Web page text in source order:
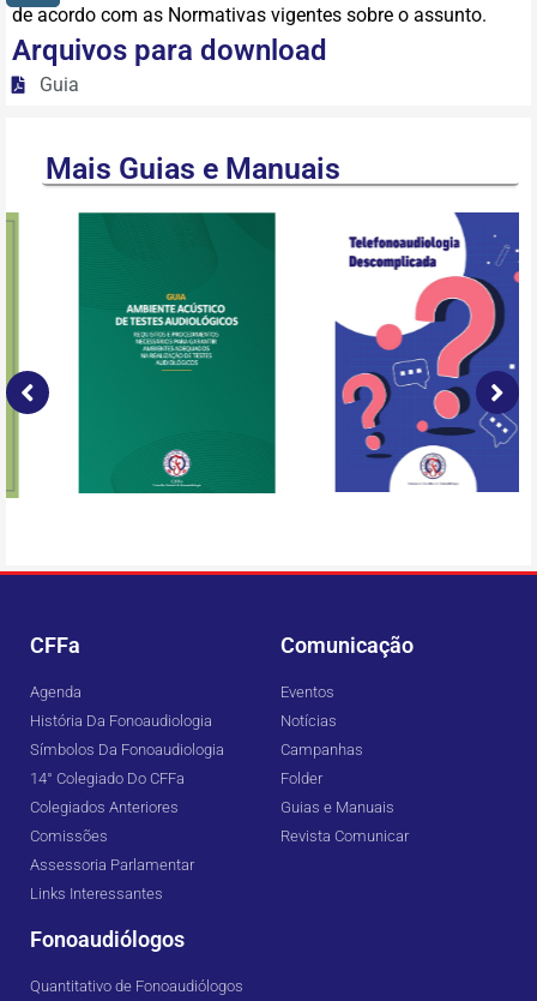
de acordo com as Normativas vigentes sobre o assunto.
Arquivos para download
Guia
Mais Guias e Manuais
CFFa
Agenda
História Da Fonoaudiologia
Símbolos Da Fonoaudiologia
14° Colegiado Do CFFa
Colegiados Anteriores
Comissões
Assessoria Parlamentar
Links Interessantes
Comunicação
Eventos
Notícias
Campanhas
Folder
Guias e Manuais
Revista Comunicar
Fonoaudiólogos
Quantitativo de Fonoaudiólogos